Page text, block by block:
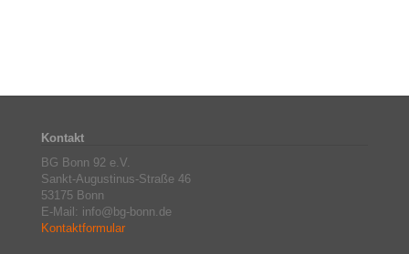
Kontakt
BG Bonn 92 e.V.
Sankt-Augustinus-Straße 46
53175 Bonn
E-Mail: info@bg-bonn.de
Kontaktformular